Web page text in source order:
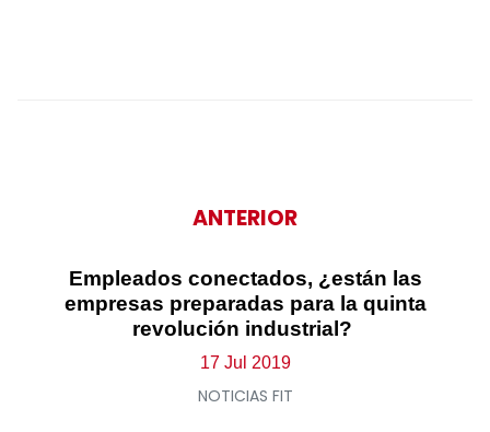
ANTERIOR
Empleados conectados, ¿están las
empresas preparadas para la quinta
revolución industrial?
17 Jul 2019
NOTICIAS FIT